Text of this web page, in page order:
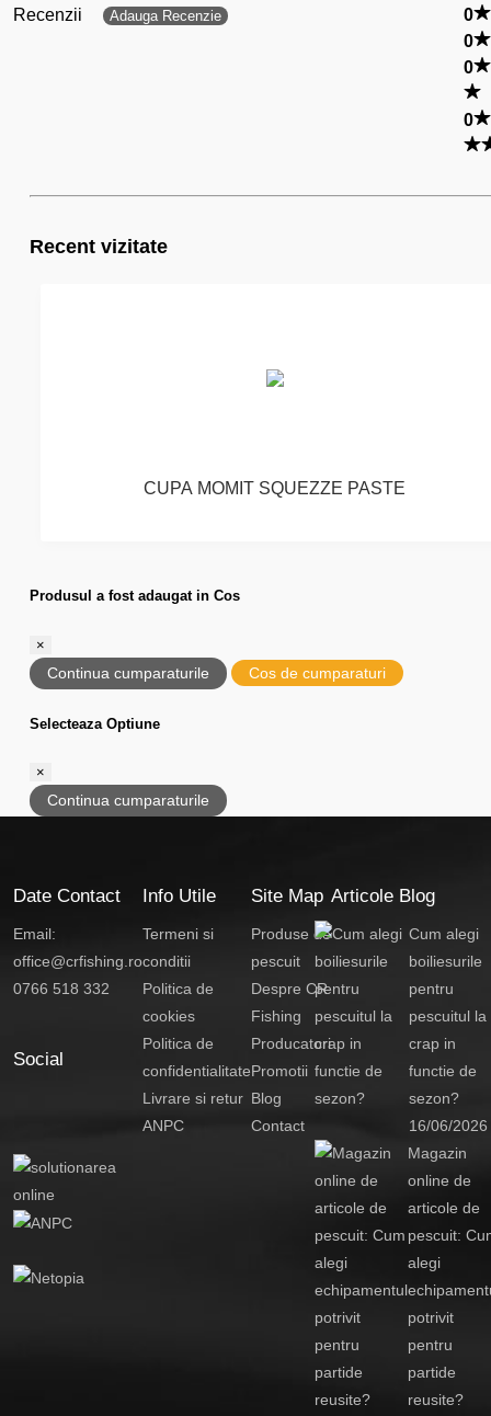
Recenzii
Adauga Recenzie
0
0
0
0
Recent vizitate
CUPA MOMIT SQUEZZE PASTE
Produsul a fost adaugat in Cos
×
Continua cumparaturile Cos de cumparaturi
Selecteaza Optiune
×
Continua cumparaturile
Date Contact
Email:
office@crfishing.ro
0766 518 332
Social
Info Utile
Termeni si
conditii
Politica de
cookies
Politica de
confidentialitate
Livrare si retur
ANPC
Site Map
Produse de
pescuit
Despre CR
Fishing
Producatori
Promotii
Blog
Contact
Articole Blog
Cum alegi
boiliesurile
pentru
pescuitul la
crap in
functie de
sezon?
16/06/2026
Magazin
online de
articole de
pescuit:
alegi
potrivit
pentru
partide
reusite?